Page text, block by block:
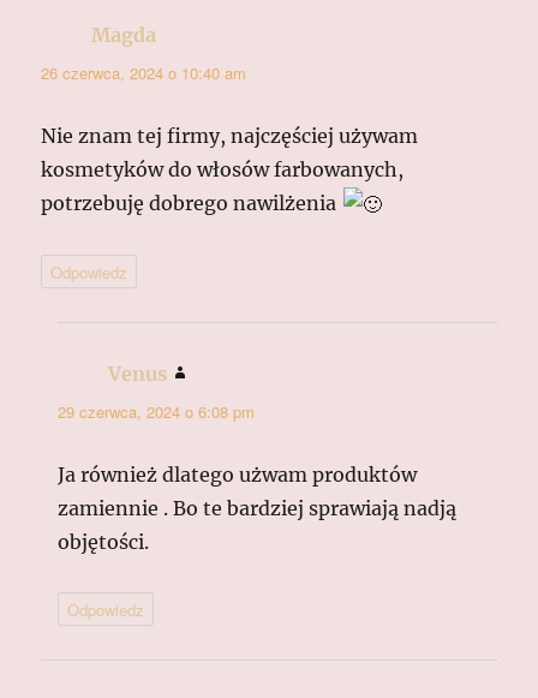
Magda
26 czerwca, 2024 o 10:40 am
Nie znam tej firmy, najczęściej używam
kosmetyków do włosów farbowanych,
potrzebuję dobrego nawilżenia
Odpowiedz
Venus
29 czerwca, 2024 o 6:08 pm
Ja również dlatego użwam produktów
zamiennie . Bo te bardziej sprawiają nadją
objętości.
Odpowiedz